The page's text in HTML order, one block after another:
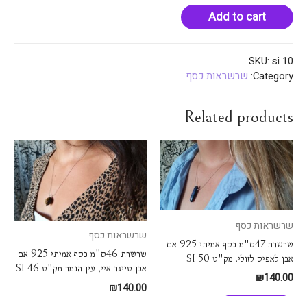
Add to cart
SKU: si 10
Category: שרשראות כסף
Related products
שרשראות כסף
שרשרת 47ס"מ כסף אמיתי 925 אם
אבן לאפיס לזולי. מק"ט SI 50
₪140.00
שרשראות כסף
שרשרת 46ס"מ כסף אמיתי 925 אם
אבן טייגר איי, עין הנמר מק"ט SI 46
₪140.00